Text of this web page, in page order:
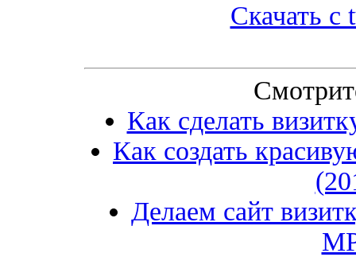
Скачать с
Как сделать
Как создать
Делаем сайт